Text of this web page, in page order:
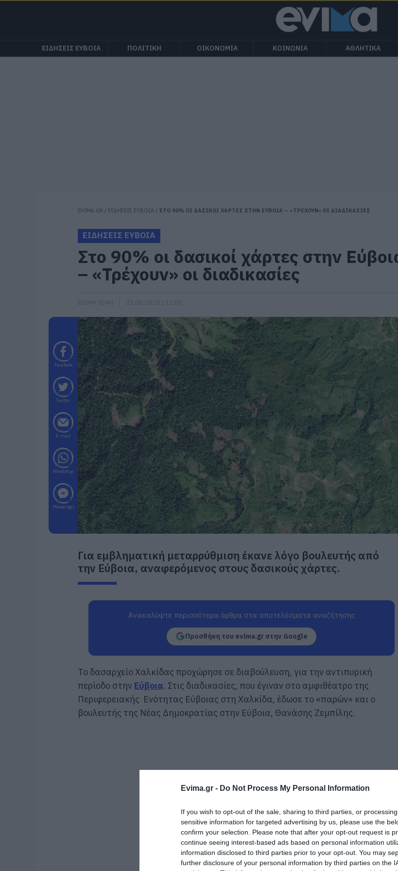
Evima.gr - Do Not Process My Personal Information
If you wish to opt-out of the sale, sharing to third parties, or
sensitive information for targeted advertising by us, please use the
confirm your selection. Please note that after your opt-out request is
continue seeing interest-based ads based on personal information
information disclosed to third parties prior to your opt-out. You may
further disclosure of your personal information by third parties on the
ΕΙΔΗΣΕΙΣ ΕΥΒΟΙΑ ΠΟΛΙΤΙΚΗ ΟΙΚΟΝΟΜΙΑ ΚΟΙΝΩΝΙΑ ΑΘΛΗΤΙΚΑ
EVIMA.GR / ΕΙΔΗΣΕΙΣ ΕΥΒΟΙΑ / ΣΤΟ 90% ΟΙ ΔΑΣΙΚΟΙ ΧΑΡΤΕΣ ΣΤΗΝ ΕΥΒΟΙΑ – «ΤΡΕΧΟΥΝ» ΟΙ ΔΙΑΔΙΚΑΣΙΕΣ
ΕΙΔΗΣΕΙΣ ΕΥΒΟΙΑ
Στο 90% οι δασικοί χάρτες στην
– «Τρέχουν» οι διαδικασίες
Facebook
Twitter
E-mail
WhatsApp
Messenger
Για εμβληματική μεταρρύθμιση έκανε λόγο βουλευτής από
την Εύβοια, αναφερόμενος στους δασικούς χάρτες.
Ανακαλύψτε περισσότερα άρθρα στα αποτελέσματα αναζήτησης
Προσθήκη του evima.gr στην Google
Το δασαρχείο Χαλκίδας προχώρησε σε διαβούλευση, για την αντιπυρική
περίοδο στην Εύβοια. Στις διαδικασίες, που έγιναν στο αμφιθέατρο της
Περιφερειακής Ενότητας Εύβοιας στη Χαλκίδα, έδωσε το «παρών» και ο
βουλευτής της Νέας Δημοκρατίας στην Εύβοια, Θανάσης Ζεμπίλης.